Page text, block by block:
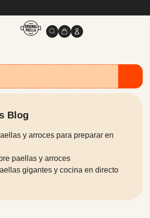
Blog
y arroces para preparar en
paellas y arroces
gigantes y cocina en directo